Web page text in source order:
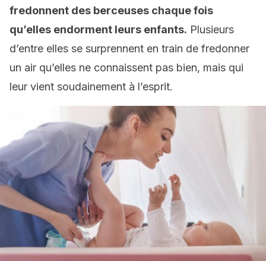
fredonnent des berceuses chaque fois
qu’elles endorment leurs enfants. Plusieurs
d’entre elles se surprennent en train de fredonner
un air qu’elles ne connaissent pas bien, mais qui
leur vient soudainement à l’esprit.